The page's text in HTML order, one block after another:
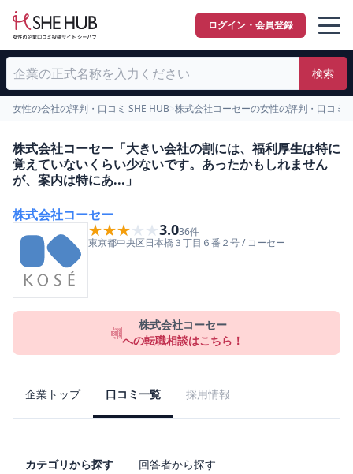
ログイン・会員登録
検索
女性の会社の評判・口コミ SHE HUB 株式会社コーセーの女性の評判・口コミ
株式会社コーセー「大きい会社の割には、福利厚生は特に
覚えていないくらい少ないです。あったかもしれません
が、案内は特にあ...」
株式会社コーセー
★★★★★
★★★★★3.036件
東京都中央区日本橋３丁目６番２号/ コーセー
株式会社コーセー
への転職相談はこちら！
企業トップ 口コミ一覧 採用情報
カテゴリから探す 回答者から探す